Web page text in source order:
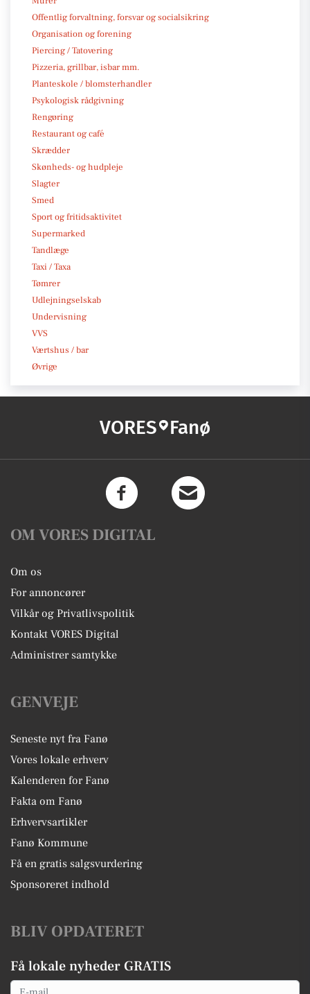
Offentlig forvaltning, forsvar og socialsikring
Organisation og forening
Piercing / Tatovering
Pizzeria, grillbar, isbar mm.
Planteskole / blomsterhandler
Psykologisk rådgivning
Rengøring
Restaurant og café
Skrædder
Skønheds- og hudpleje
Slagter
Smed
Sport og fritidsaktivitet
Supermarked
Tandlæge
Taxi / Taxa
Tømrer
Udlejningselskab
Undervisning
VVS
Værtshus / bar
Øvrige
VORES Fanø
OM VORES DIGITAL
Om os
For annoncører
Vilkår og Privatlivspolitik
Kontakt VORES Digital
Administrer samtykke
GENVEJE
Seneste nyt fra Fanø
Vores lokale erhverv
Kalenderen for Fanø
Fakta om Fanø
Erhvervsartikler
Fanø Kommune
Få en gratis salgsvurdering
Sponsoreret indhold
BLIV OPDATERET
Få lokale nyheder GRATIS
Email